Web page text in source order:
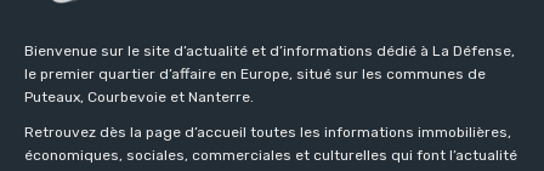
Bienvenue sur le site d’actualité et d’informations dédié à La Défense,
le premier quartier d’affaire en Europe, situé sur les communes de
Puteaux, Courbevoie et Nanterre.
Retrouvez dès la page d’accueil toutes les informations immobilières,
économiques, sociales, commerciales et culturelles qui font l’actualité